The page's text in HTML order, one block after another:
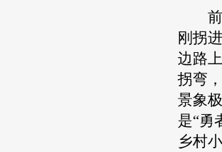
前
刚拐
边路
拐弯
景象
是“勇
乡村